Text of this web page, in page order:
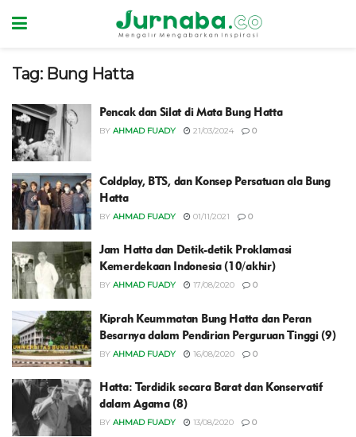
Tag: Bung Hatta
Pencak dan Silat di Mata Bung Hatta
BY AHMAD FUADY 21/03/2024 0
Coldplay, BTS, dan Konsep Persatuan ala Bung
Hatta
BY AHMAD FUADY 01/11/2021 0
Jam Hatta dan Detik-detik Proklamasi
Kemerdekaan Indonesia (10/akhir)
BY AHMAD FUADY 17/08/2020 0
Kiprah Keummatan Bung Hatta dan Peran
Besarnya dalam Pendirian Perguruan Tinggi (9)
BY AHMAD FUADY 16/08/2020 0
Hatta: Terdidik secara Barat dan Konservatif
dalam Agama (8)
BY AHMAD FUADY 13/08/2020 0